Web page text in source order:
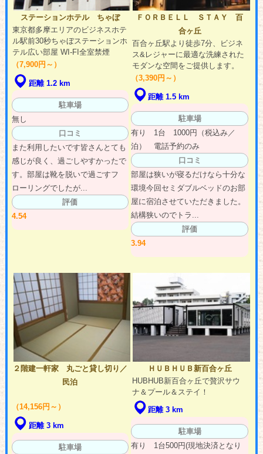
ステーションホテル ちゃぼ
東京都多摩エリアのビジネスホテ
ル駅前30秒ちゃぼステーションホ
テル広い部屋 WI-FI全室禁煙
（7,900円～）
距離 1.2 km
駐車場
無し
口コミ
また利用したいです皆さんとても
感じが良く、過ごしやすかったで
す。部屋は靴を脱いで過ごすフ
ローリングでしたが...
評価
4.54
ＦＯＲＢＥＬＬ ＳＴＡＹ 百
合ヶ丘
百合ヶ丘駅より徒歩7分、ビジネ
ス&レジャーに最適な洗練された
モダンな空間をご提供します。
（3,390円～）
距離 1.5 km
駐車場
有り 1台 1000円（税込み／
泊） 電話予約のみ
口コミ
部屋は狭いが寝るだけなら十分な
環境今回セミダブルベッドのお部
屋に宿泊させていただきました。
結構狭いのでトラ...
評価
3.94
２階建一軒家 丸ごと貸し切り／
民泊
（14,156円～）
距離 3 km
駐車場
ＨＵＢＨＵＢ新百合ヶ丘
HUBHUB新百合ヶ丘で贅沢サウ
ナ＆プール＆ステイ！
距離 3 km
駐車場
有り 1台500円(現地決済となり